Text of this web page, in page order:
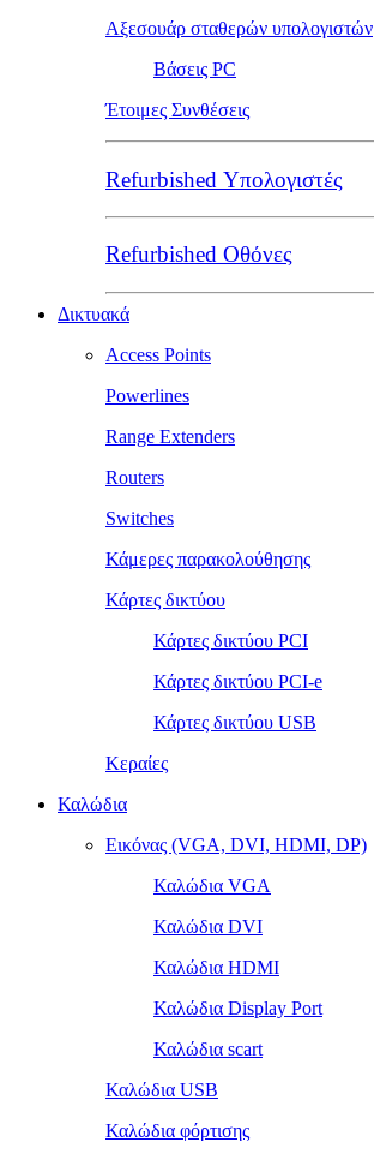
Αξεσουάρ σταθερών υπολογιστών
Βάσεις PC
Έτοιμες Συνθέσεις
Refurbished Υπολογιστές
Refurbished Οθόνες
Δικτυακά
Access Points
Powerlines
Range Extenders
Routers
Switches
Κάμερες παρακολούθησης
Κάρτες δικτύου
Κάρτες δικτύου PCI
Κάρτες δικτύου PCI-e
Κάρτες δικτύου USB
Κεραίες
Καλώδια
Εικόνας (VGA, DVI, HDMI, DP)
Καλώδια VGA
Καλώδια DVI
Καλώδια HDMI
Καλώδια Display Port
Καλώδια scart
Καλώδια USB
Καλώδια φόρτισης